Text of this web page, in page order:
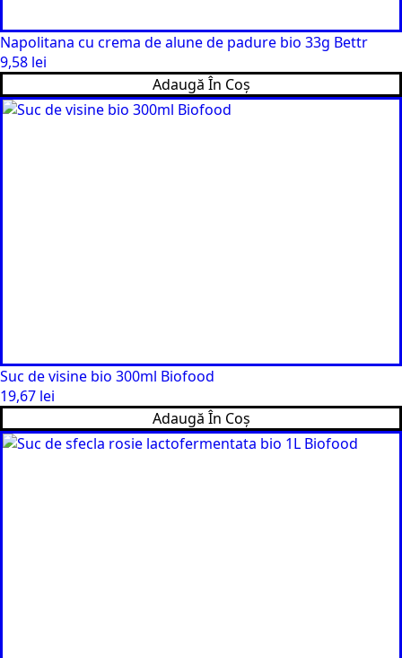
Napolitana cu crema de alune de padure bio 33g Bettr
9,58 lei
Adaugă În Coș
Suc de visine bio 300ml Biofood
19,67 lei
Adaugă În Coș